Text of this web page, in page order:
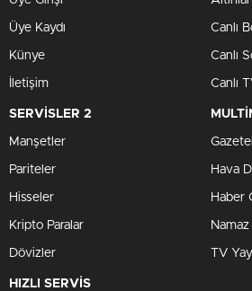
Üye Kaydı
Künye
İletişim
Canlı
Canlı
Canlı
SERVİSLER 2
Manşetler
Pariteler
Hisseler
Kripto Paralar
Dövizler
Hava
Haber
TV
HIZLI SERVİS